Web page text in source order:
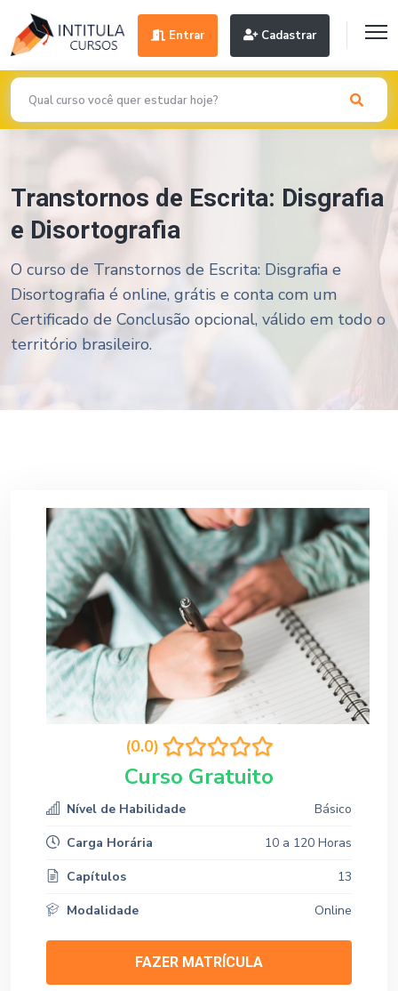
Entrar Cadastrar
Transtornos de Escrita: Disgrafia
e Disortografia
O curso de Transtornos de Escrita: Disgrafia e
Disortografia é online, grátis e conta com um
Certificado de Conclusão opcional, válido em todo o
território brasileiro.
(0.0)
Curso Gratuito
Nível de Habilidade
Básico
Carga Horária
10 a 120 Horas
Capítulos
13
Modalidade
Online
FAZER MATRÍCULA